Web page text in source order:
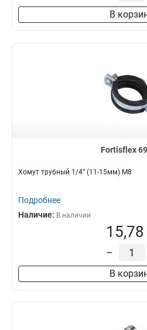
В
Fortisflex
Хомут трубный 1/4” (11-15мм) М8
Подробнее
Наличие: В наличии
15,78
–
В